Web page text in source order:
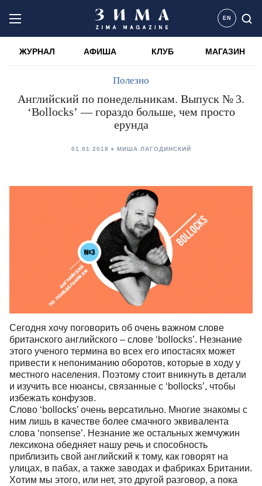
EN
ЖУРНАЛ АФИША КЛУБ МАГАЗИН
Полезно
Английский по понедельникам. Выпуск № 3.
‘Bollocks’ — гораздо больше, чем просто
ерунда
01.01.2018 МИША ЛАГОДИНСКИЙ
Сегодня хочу поговорить об очень важном слове
британского английского – слове ‘bollocks’. Незнание
этого ученого термина во всех его ипостасях может
привести к непониманию оборотов, которые в ходу у
местного населения. Поэтому стоит вникнуть в детали
и изучить все нюансы, связанные с ‘bollocks’, чтобы
избежать конфузов.
Слово ‘bollocks’ очень версатильно. Многие знакомы с
ним лишь в качестве более смачного эквивалента
слова ‘nonsense’. Незнание же остальных жемчужин
лексикона обедняет нашу речь и способность
приблизить свой английский к тому, как говорят на
улицах, в пабах, а также заводах и фабриках Британии.
Хотим мы этого, или нет, это другой разговор, а пока